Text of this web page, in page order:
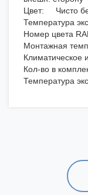
Цвет: Чисто
Температура
Номер цвета
Монтажная
Кол-во в
Температура